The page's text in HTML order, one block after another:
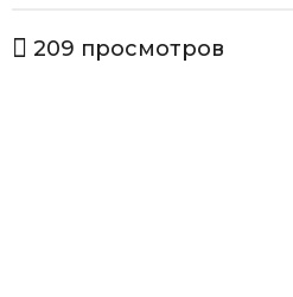
g
в
209 просмотров